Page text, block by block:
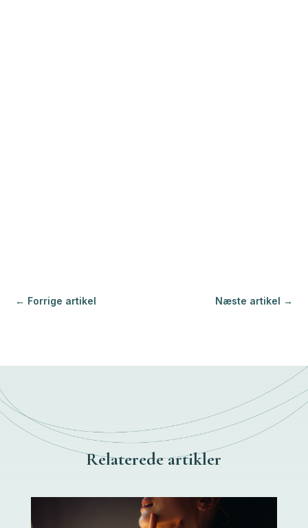
← Forrige artikel Næste artikel →
Relaterede artikler